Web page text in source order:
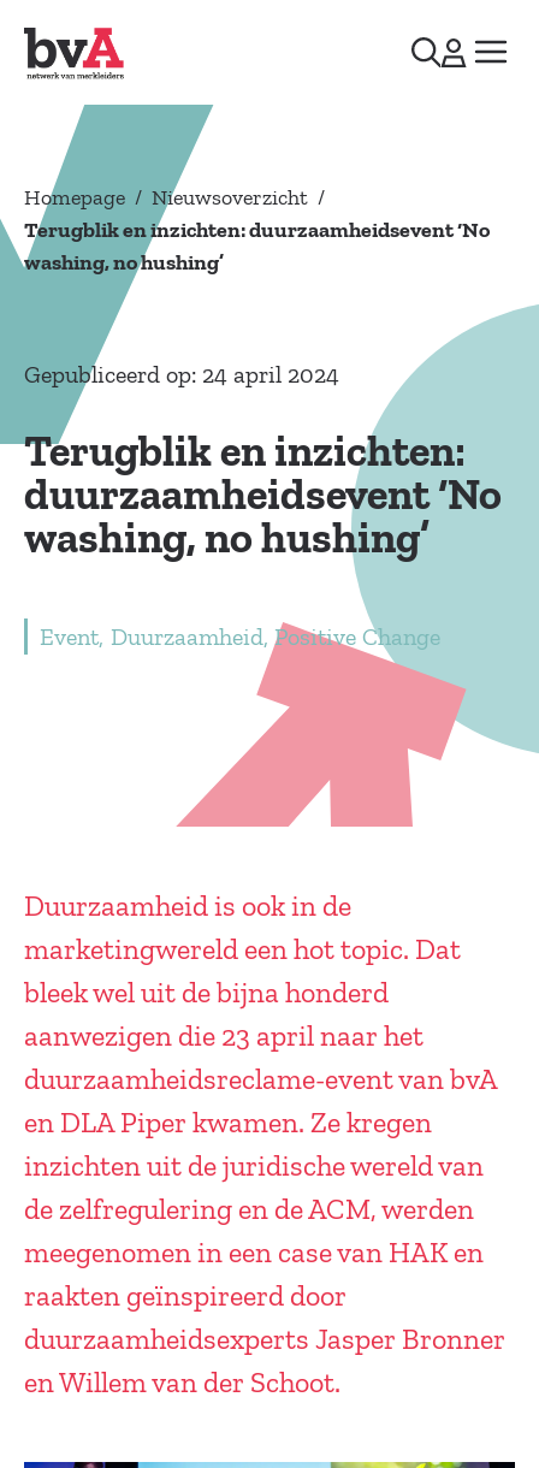
Homepage / Nieuwsoverzicht /
Terugblik en inzichten: duurzaamheidsevent ‘No
washing, no hushing’
Gepubliceerd op: 24 april 2024
Terugblik en inzichten:
duurzaamheidsevent ‘No
washing, no hushing’
Event Duurzaamheid Positive Change
Duurzaamheid is ook in de
marketingwereld een hot topic. Dat
bleek wel uit de bijna honderd
aanwezigen die 23 april naar het
duurzaamheidsreclame-event van bvA
en DLA Piper kwamen. Ze kregen
inzichten uit de juridische wereld van
de zelfregulering en de ACM, werden
meegenomen in een case van HAK en
raakten geïnspireerd door
duurzaamheidsexperts Jasper Bronner
en Willem van der Schoot.